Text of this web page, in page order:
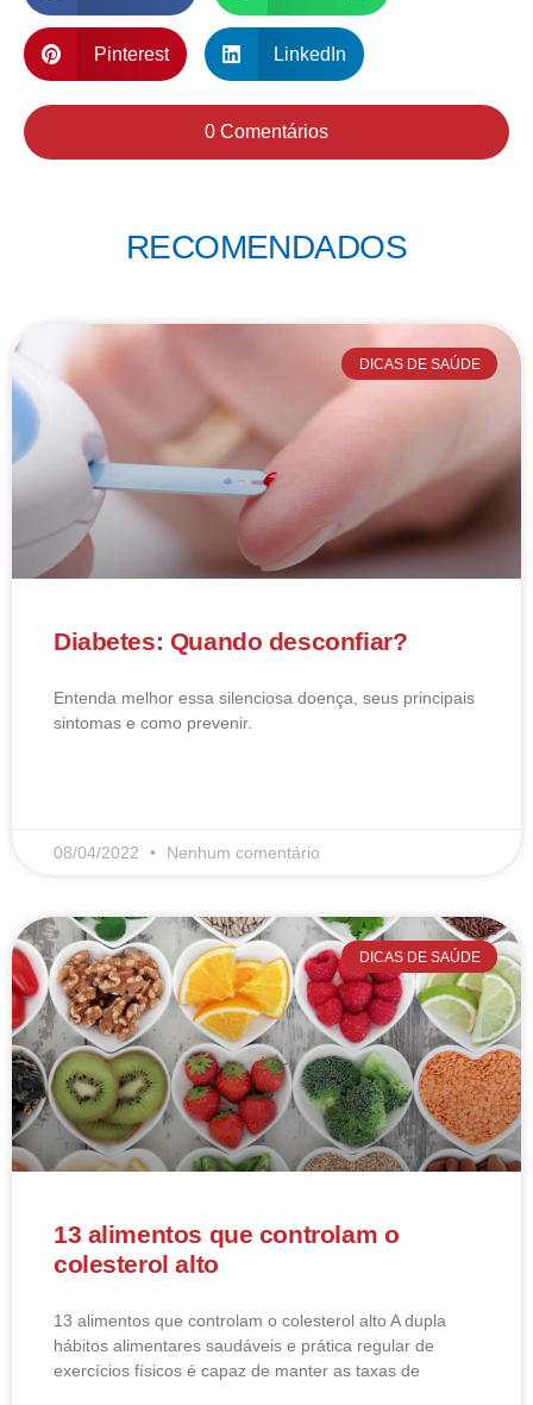
Pinterest LinkedIn
0 Comentários
RECOMENDADOS
DICAS DE SAÚDE
Diabetes: Quando desconfiar?
Entenda melhor essa silenciosa doença, seus principais
sintomas e como prevenir.
08/04/2022 Nenhum comentário
DICAS DE SAÚDE
13 alimentos que controlam o
colesterol alto
13 alimentos que controlam o colesterol alto​ A dupla
hábitos alimentares saudáveis e prática regular de
exercícios físicos é capaz de manter as taxas de